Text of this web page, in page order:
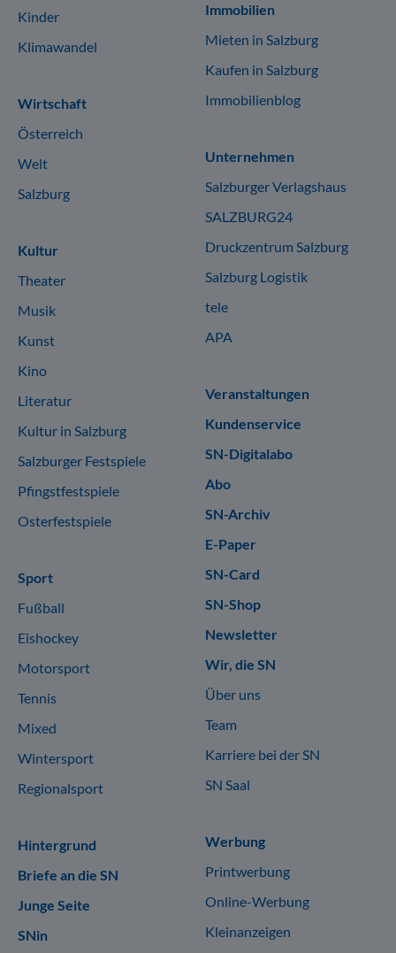
Kinder
Klimawandel
Wirtschaft
Österreich
Welt
Salzburg
Kultur
Theater
Musik
Kunst
Kino
Literatur
Kultur in Salzburg
Salzburger Festspiele
Pfingstfestspiele
Osterfestspiele
Sport
Fußball
Eishockey
Motorsport
Tennis
Mixed
Wintersport
Regionalsport
Hintergrund
Briefe an die SN
Junge Seite
SNin
Immobilien
Mieten in Salzburg
Kaufen in Salzburg
Immobilienblog
Unternehmen
Salzburger Verlagshaus
SALZBURG24
Druckzentrum Salzburg
Salzburg Logistik
tele
APA
Veranstaltungen
Kundenservice
SN-Digitalabo
Abo
SN-Archiv
E-Paper
SN-Card
SN-Shop
Newsletter
Wir, die SN
Über uns
Team
Karriere bei der SN
SN Saal
Werbung
Printwerbung
Online-Werbung
Kleinanzeigen